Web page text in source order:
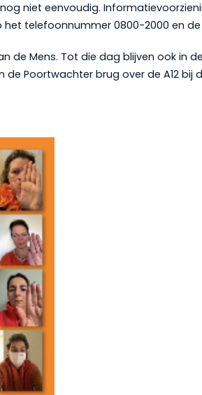
niet eenvoudig.
telefoonnummer 0800-2000 en
de Mens. Tot die dag blijven ook in
Poortwachter brug over de A12 bij